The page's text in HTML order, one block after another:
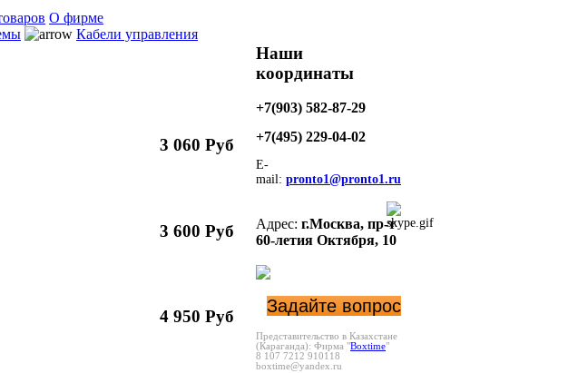
О фирме
Кабели управления
3 060 Руб
3 600 Руб
4 950 Руб
Наши
координаты
+7(903) 582-87-29
+7(495) 229-04-02
E-
mail: pronto1@pronto1.ru
Адрес: г.Москва, пр-т
60-летия Октября, 10
Задайте вопрос
Представительство в Казахстане
(Караганда): Фирма "Boxtime"
8 107 7212 910118
boxtime@yandex.ru